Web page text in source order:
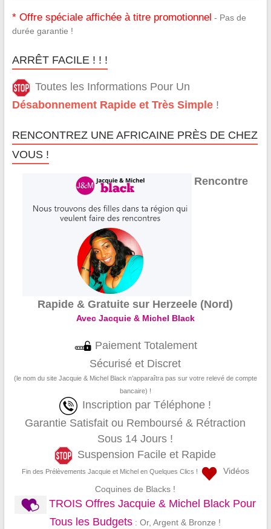
* Offre spéciale affichée à titre promotionnel - Pas de
durée garantie !
ARRÊT FACILE ! ! !
Toutes les Informations Pour Un
Désabonnement Rapide et Très Simple!
RENCONTREZ UNE AFRICAINE PRÈS DE CHEZ
VOUS !
Rencontre
Rapide & Gratuite sur Herzeele (Nord)
Avec Jacquie & Michel Black
Paiement Totalement
Sécurisé et Discret
(le nom du site Jacquie & Michel Black n’apparaîtra pas sur votre relevé de compte
bancaire) !
Inscription par Téléphone !
Garantie Satisfait ou Remboursé & Rétraction
Sous 14 Jours !
Suspension Facile et Rapide
Fin des Prélèvements Jacquie et Michel en Quelques Clics !
Vidéos
Coquines de Blacks !
TROIS Offres Jacquie & Michel Black Pour
Tous les Budgets : Or, Argent & Bronze !